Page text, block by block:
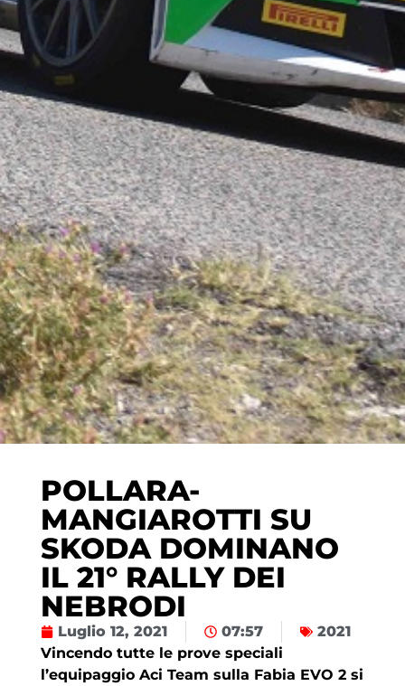
POLLARA-
MANGIAROTTI SU
SKODA DOMINANO
IL 21° RALLY DEI
NEBRODI
Luglio 12, 2021 07:57
2021
Vincendo tutte le prove speciali
l’equipaggio Aci Team sulla Fabia EVO 2 si